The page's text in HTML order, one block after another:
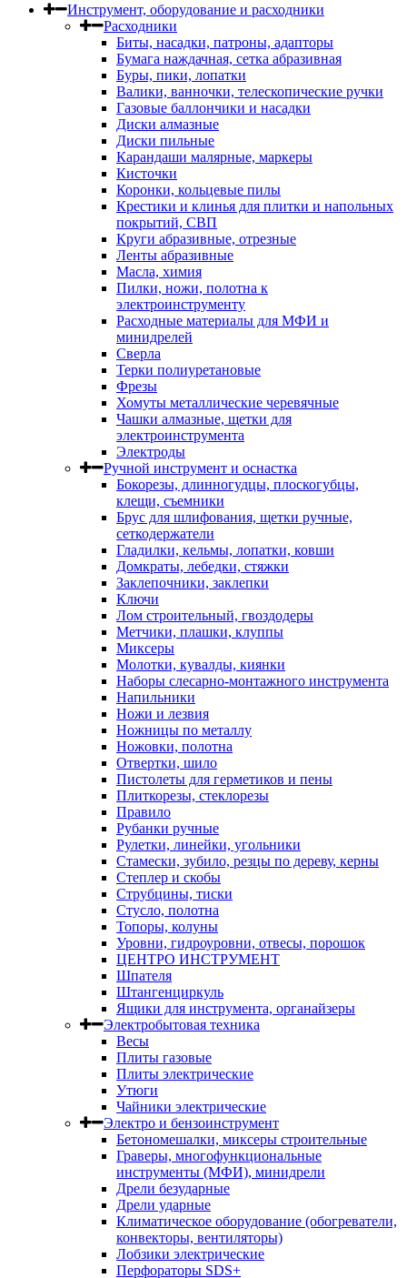
Инструмент, оборудование и расходники
Расходники
Биты, насадки, патроны, адапторы
Бумага наждачная, сетка абразивная
Буры, пики, лопатки
Валики, ванночки, телескопические ручки
Газовые баллончики и насадки
Диски алмазные
Диски пильные
Карандаши малярные, маркеры
Кисточки
Коронки, кольцевые пилы
Крестики и клинья для плитки и напольных
покрытий, СВП
Круги абразивные, отрезные
Ленты абразивные
Масла, химия
Пилки, ножи, полотна к
электроинструменту
Расходные материалы для МФИ и
минидрелей
Сверла
Терки полиуретановые
Фрезы
Хомуты металлические черевячные
Чашки алмазные, щетки для
электроинструмента
Электроды
Ручной инструмент и оснастка
Бокорезы, длинногудцы, плоскогубцы,
клещи, съемники
Брус для шлифования, щетки ручные,
сеткодержатели
Гладилки, кельмы, лопатки, ковши
Домкраты, лебедки, стяжки
Заклепочники, заклепки
Ключи
Лом строительный, гвоздодеры
Метчики, плашки, клуппы
Миксеры
Молотки, кувалды, киянки
Наборы слесарно-монтажного инструмента
Напильники
Ножи и лезвия
Ножницы по металлу
Ножовки, полотна
Отвертки, шило
Пистолеты для герметиков и пены
Плиткорезы, стеклорезы
Правило
Рубанки ручные
Рулетки, линейки, угольники
Стамески, зубило, резцы по дереву, керны
Степлер и скобы
Струбцины, тиски
Стусло, полотна
Топоры, колуны
Уровни, гидроуровни, отвесы, порошок
ЦЕНТРО ИНСТРУМЕНТ
Шпателя
Штангенциркуль
Ящики для инструмента, органайзеры
Электробытовая техника
Весы
Плиты газовые
Плиты электрические
Утюги
Чайники электрические
Электро и бензоинструмент
Бетономешалки, миксеры строительные
Граверы, многофункциональные
инструменты (МФИ), минидрели
Дрели безударные
Дрели ударные
Климатическое оборудование (обогреватели,
конвекторы, вентиляторы)
Лобзики электрические
Перфораторы SDS+